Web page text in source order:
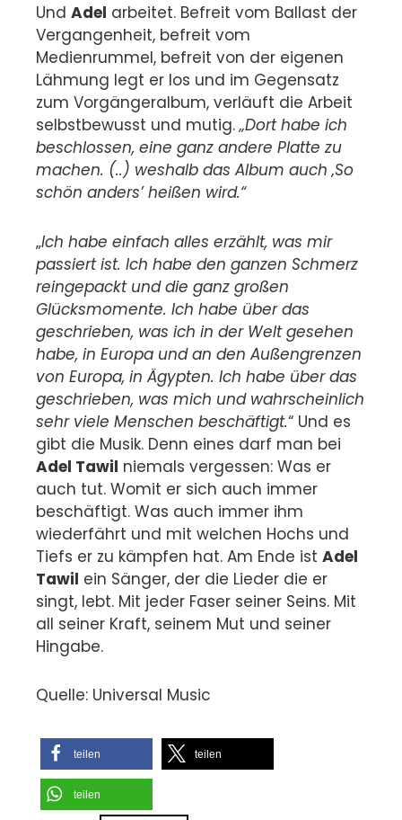
Und Adel arbeitet. Befreit vom Ballast der
Vergangenheit, befreit vom
Medienrummel, befreit von der eigenen
Lähmung legt er los und im Gegensatz
zum Vorgängeralbum, verläuft die Arbeit
selbstbewusst und mutig.„Dort habe ich
beschlossen, eine ganz andere Platte zu
machen. (..) weshalb das Album auch ‚So
schön anders’ heißen wird.“
„Ich habe einfach alles erzählt, was mir
passiert ist. Ich habe den ganzen Schmerz
reingepackt und die ganz großen
Glücksmomente. Ich habe über das
geschrieben, was ich in der Welt gesehen
habe, in Europa und an den Außengrenzen
von Europa, in Ägypten. Ich habe über das
geschrieben, was mich und wahrscheinlich
sehr viele Menschen beschäftigt.“ Und es
gibt die Musik. Denn eines darf man bei
Adel Tawil niemals vergessen: Was er
auch tut. Womit er sich auch immer
beschäftigt. Was auch immer ihm
wiederfährt und mit welchen Hochs und
Tiefs er zu kämpfen hat. Am Ende ist Adel
Tawil ein Sänger, der die Lieder die er
singt, lebt. Mit jeder Faser seiner Seins. Mit
all seiner Kraft, seinem Mut und seiner
Hingabe.
Quelle: Universal Music
teilen teilen
teilen